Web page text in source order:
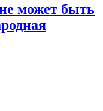
может быть